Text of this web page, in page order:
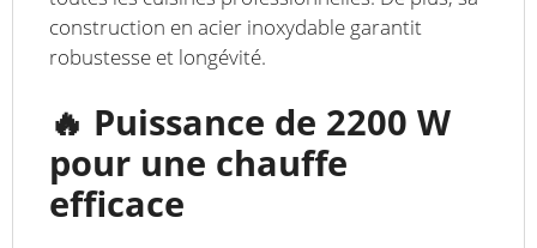
construction en acier inoxydable garantit
robustesse et longévité.
🔥 Puissance de 2200 W
pour une chauffe
efficace